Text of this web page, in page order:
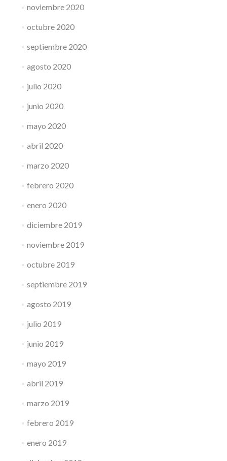
noviembre 2020
octubre 2020
septiembre 2020
agosto 2020
julio 2020
junio 2020
mayo 2020
abril 2020
marzo 2020
febrero 2020
enero 2020
diciembre 2019
noviembre 2019
octubre 2019
septiembre 2019
agosto 2019
julio 2019
junio 2019
mayo 2019
abril 2019
marzo 2019
febrero 2019
enero 2019